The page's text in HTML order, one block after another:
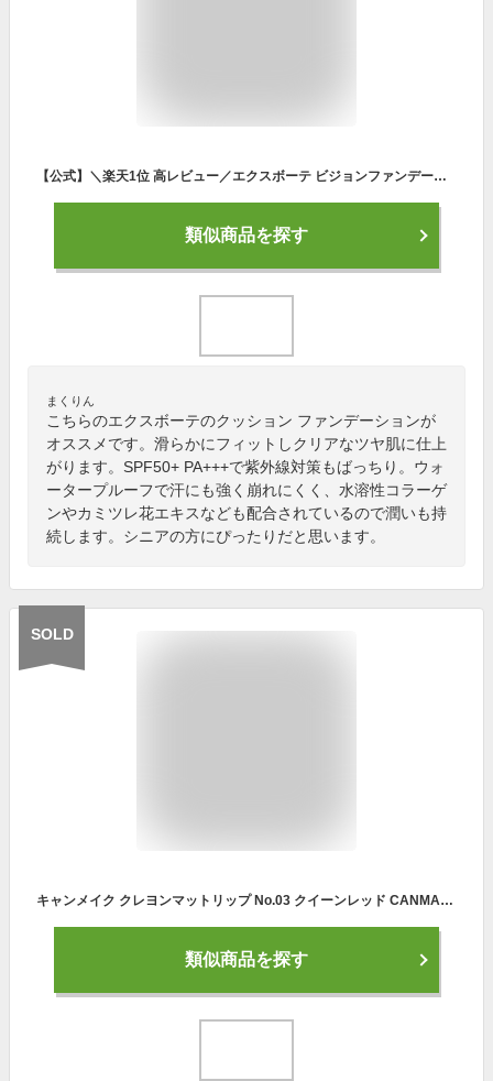
【公式】＼楽天1位 高レビュー／エクスボーテ ビジョンファンデーション クッション ファンデーション SPF50+ PA+++ カバー力 人気 クリームファンデーション 高レビュー 日本製 崩れない 毛穴 ツヤ 艶 艶肌 クッションファンデ オークル フェイス カバー力高い シミ隠し
類似商品を探す
まくりん
こちらのエクスボーテのクッション ファンデーションが
オススメです。滑らかにフィットしクリアなツヤ肌に仕上
がります。SPF50+ PA+++で紫外線対策もばっちり。ウォ
ータープルーフで汗にも強く崩れにくく、水溶性コラーゲ
ンやカミツレ花エキスなども配合されているので潤いも持
続します。シニアの方にぴったりだと思います。
SOLD
キャンメイク クレヨンマットリップ No.03 クイーンレッド CANMAKE Crayon Matte Lip 口紅 リップカラー マットリップ クレヨンリップ 赤リップ レッド系 赤 マット リップ クレヨン コンパクト UV リップメイク 発色 鮮やか 保湿 血色 スティック 繰り出し リップライナー
類似商品を探す